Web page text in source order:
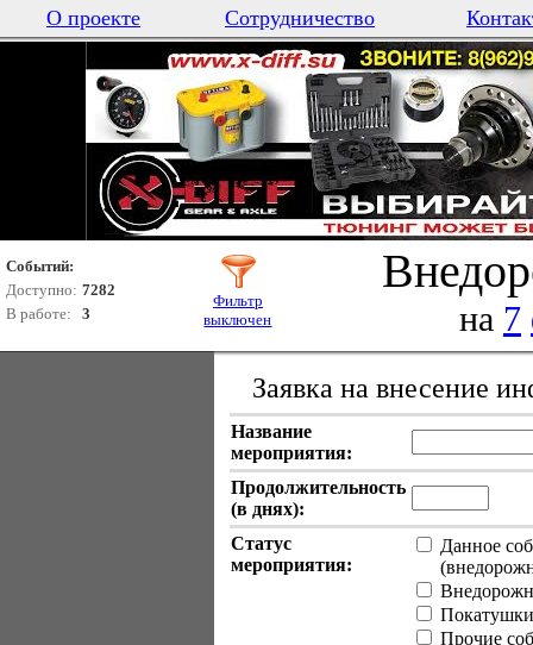
О проекте Сотрудничество
Событий:
Доступно: 7282
В работе:
3
Фильтр
выключен
на 7
Заявка на внесение
Название
мероприятия:
Продолжительность
(в днях):
Статус
мероприятия:
Данное
Покатушки
Прочие